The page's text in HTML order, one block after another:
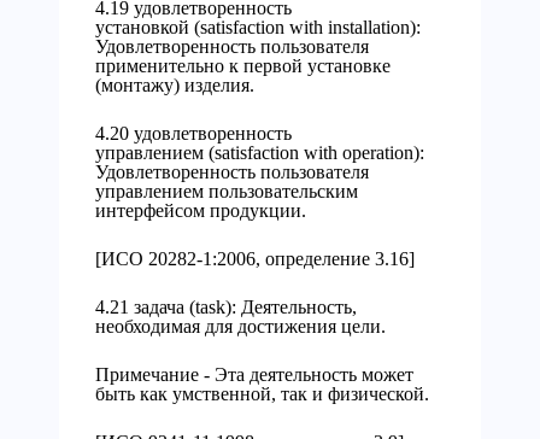
4.19 удовлетворенность
установкой (satisfaction with installation):
Удовлетворенность пользователя
применительно к первой установке
(монтажу) изделия.
4.20 удовлетворенность
управлением (satisfaction with operation):
Удовлетворенность пользователя
управлением пользовательским
интерфейсом продукции.
[ИСО 20282-1:2006, определение 3.16]
4.21 задача (task): Деятельность,
необходимая для достижения цели.
Примечание - Эта деятельность может
быть как умственной, так и физической.